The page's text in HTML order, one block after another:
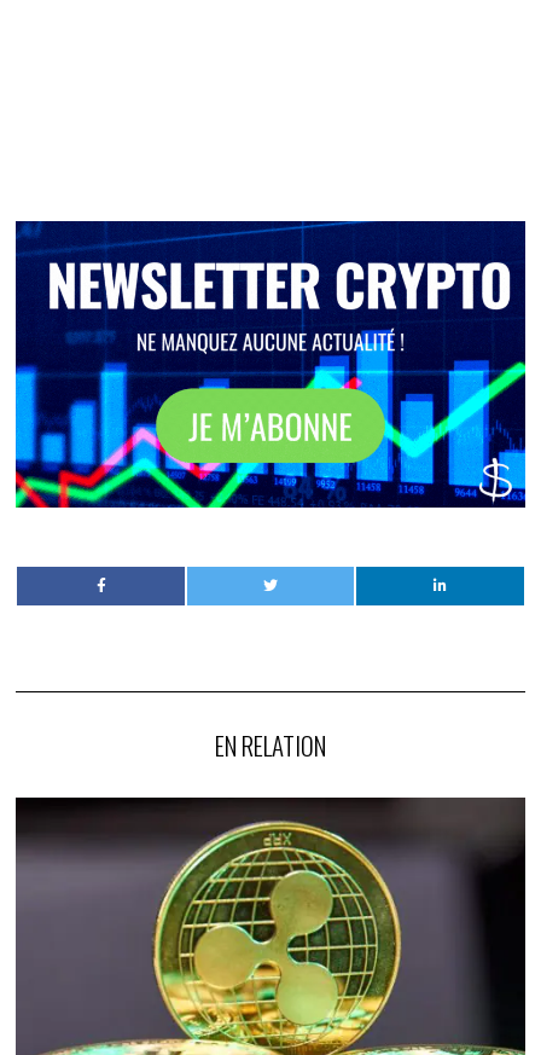
EN RELATION